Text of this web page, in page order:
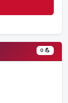
0 💪